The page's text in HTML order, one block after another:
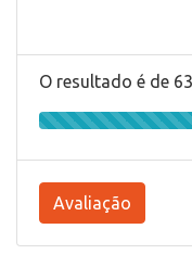
O resultado é de
Avaliação